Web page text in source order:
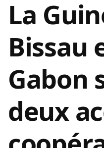
La
Bissau
Gabon
deux